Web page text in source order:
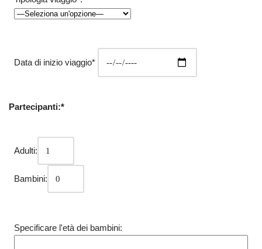
Data di inizio viaggio*
Partecipanti:*
Adulti:
Bambini:
Specificare l'età dei bambini: